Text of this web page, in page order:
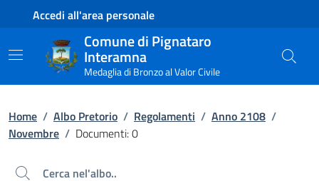
Contenuto principale
Piede di paginaAccedi all'area personale
Comune di Pignataro
Interamna
Medaglia di Bronzo al Valor Civile
Home / Albo Pretorio / Regolamenti / Anno 2108 /
Novembre / Documenti: 0
Cerca